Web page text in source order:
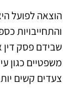
הוצאה לפועל
והתחייבויות
שבידם פסק
משפטיים כגון
צעדים קשים